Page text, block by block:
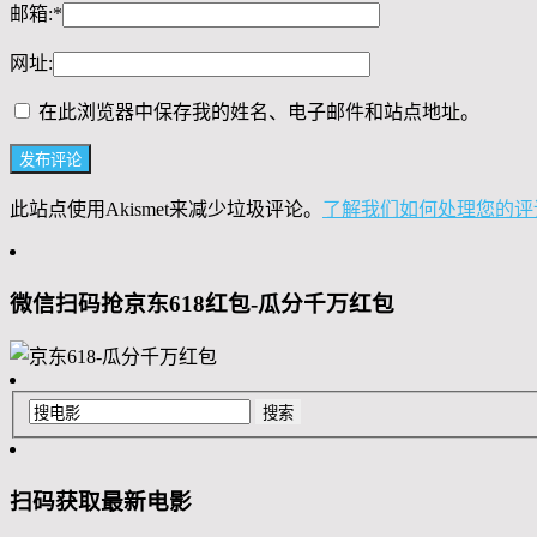
邮箱:*
网址:
在此浏览器中保存我的姓名、电子邮件和站点地址。
此站点使用Akismet来减少垃圾评论。 了解我们如何处理您的
微信扫码抢京东618红包-瓜分千万红包
扫码获取最新电影